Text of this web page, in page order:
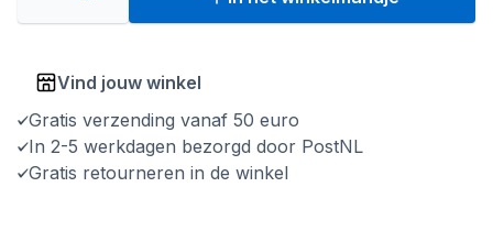
Vind jouw winkel
Gratis verzending vanaf 50 euro
In 2-5 werkdagen bezorgd door PostNL
Gratis retourneren in de winkel